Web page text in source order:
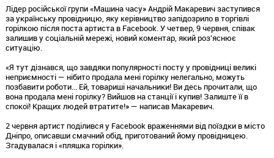
Лідер російської групи «Машина часу» Андрій Макаревич заступився
за українську провідницю, яку керівництво запідозрило в торгівлі
горілкою після поста артиста в Facebook. У четвер, 9 червня, співак
залишив у соціальній мережі, новий коментар, який роз'яснює
ситуацію.
«Я тут дізнався, що завдяки популярності посту у провідниці великі
неприємності — нібито продала мені горілку нелегально, можуть
позбавити роботи... Ей, товариші начальники! Ви десь прочитали, що
вона продала мені горілку? Вийшов на станції і купив! Залиште її в
спокої! Кращих людей втратите!» — написав Макаревич.
2 червня артист поділився у Facebook враженнями від поїздки в місто
Дніпро, описавши смачний обід, приготований йому провідницею.
Згадувалася і «пляшка горілки».